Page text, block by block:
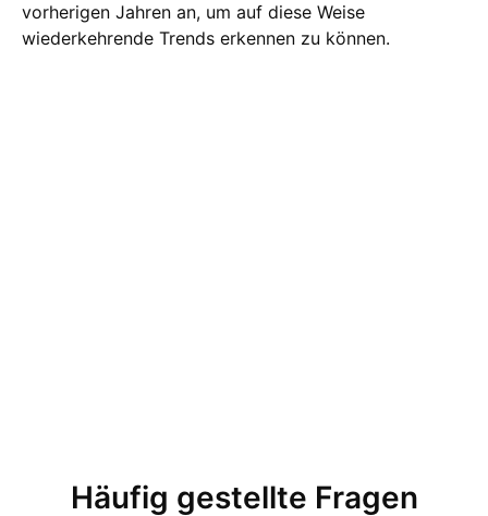
vorherigen Jahren an, um auf diese Weise
wiederkehrende Trends erkennen zu können.
Häufig gestellte Fragen